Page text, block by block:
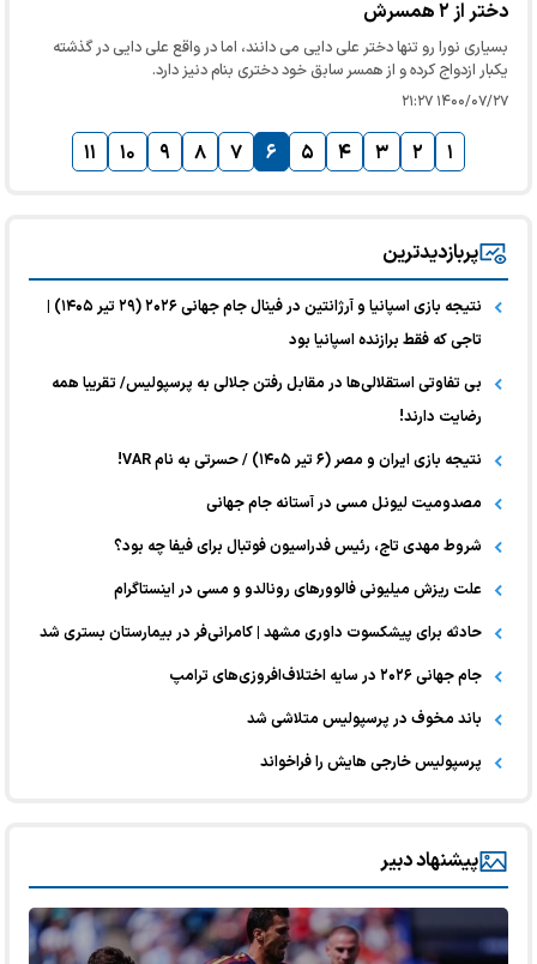
دختر از ۲ همسرش
بسیاری نورا رو تنها دختر علی دایی می دانند، اما در واقع علی دایی در گذشته
یکبار ازدواج کرده و از همسر سابق خود دختری بنام دنیز دارد.
۱۴۰۰/۰۷/۲۷ ۲۱:۲۷
۱ ۲ ۳ ۴ ۵ ۶ ۷ ۸ ۹ ۱۰ ۱۱
پربازدیدترین
نتیجه بازی اسپانیا و آرژانتین در فینال جام جهانی ۲۰۲۶ (۲۹ تیر ۱۴۰۵) |
تاجی که فقط برازنده اسپانیا بود
بی تفاوتی استقلالی‌ها در مقابل رفتن جلالی به پرسپولیس/ تقریبا همه
رضایت دارند!
نتیجه بازی ایران و مصر (۶ تیر ۱۴۰۵) / حسرتی به نام VAR!
مصدومیت لیونل مسی در آستانه جام جهانی
شروط مهدی تاج، رئیس فدراسیون فوتبال برای فیفا چه بود؟
علت ریزش میلیونی فالوورهای رونالدو و مسی در اینستاگرام
حادثه برای پیشکسوت داوری مشهد | کامرانی‌فر در بیمارستان بستری شد
جام جهانی ۲۰۲۶ در سایه اختلاف‌افروزی‌های ترامپ
باند مخوف در پرسپولیس متلاشی شد
پرسپولیس خارجی هایش را فراخواند
پیشنهاد دبیر